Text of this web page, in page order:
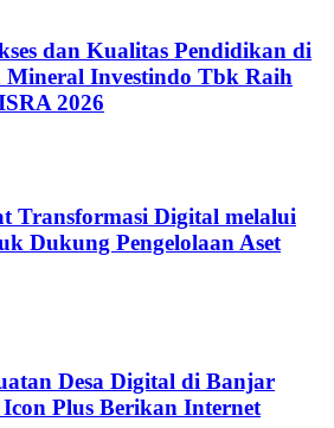
dan Kualitas Pendidikan di
Mineral Investindo Tbk Raih
2026
Transformasi Digital melalui
Dukung Pengelolaan Aset
Desa Digital di Banjar
Plus Berikan Internet